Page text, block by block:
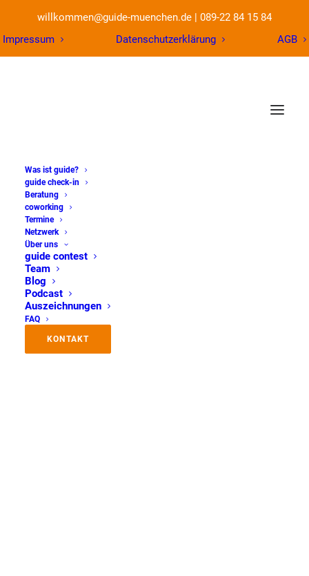
willkommen@guide-muenchen.de | 089-22 84 15 84
Impressum
Datenschutzerklärung AGB
Was ist guide?
guide check-in
Beratung
coworking
Termine
Netzwerk
Über uns
guide contest
Team
Blog
Podcast
Auszeichnungen
FAQ
KONTAKT
Website meets SEO –
dein Weg zu einer
professionellen
Website